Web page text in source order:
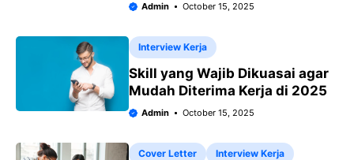
Admin October 15, 2025
Interview Kerja
Skill yang Wajib Dikuasai agar
Mudah Diterima Kerja di 2025
Admin October 15, 2025
Cover Letter Interview Kerja